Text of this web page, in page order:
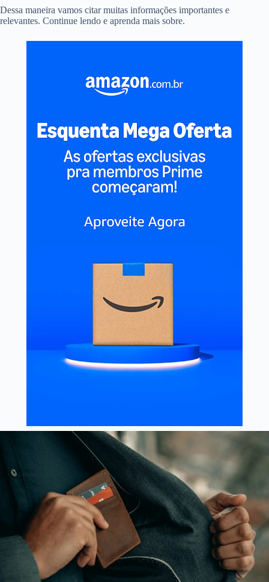
Dessa maneira vamos citar muitas informações importantes e
relevantes. Continue lendo e aprenda mais sobre.